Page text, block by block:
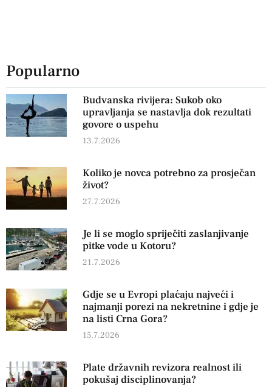
Popularno
Budvanska rivijera: Sukob oko
upravljanja se nastavlja dok rezultati
govore o uspehu
13.7.2026
Koliko je novca potrebno za prosječan
život?
27.7.2026
Je li se moglo spriječiti zaslanjivanje
pitke vode u Kotoru?
21.7.2026
Gdje se u Evropi plaćaju najveći i
najmanji porezi na nekretnine i gdje je
na listi Crna Gora?
15.7.2026
Plate državnih revizora realnost ili
pokušaj disciplinovanja?